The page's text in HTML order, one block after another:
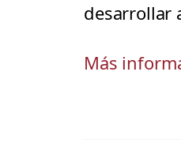
desarrollar
Más